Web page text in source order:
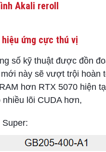
Akali reroll
hiệu ứng cực thú vị
số kỹ thuật được đồn
này sẽ vượt trội hoàn
hơn RTX 5070 hiện
lõi CUDA hơn,